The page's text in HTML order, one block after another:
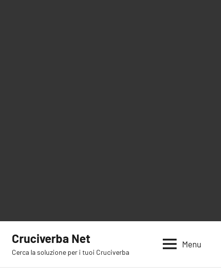
contenuto
Cruciverba Net
Cerca la soluzione per i tuoi Cruciverba
Menu